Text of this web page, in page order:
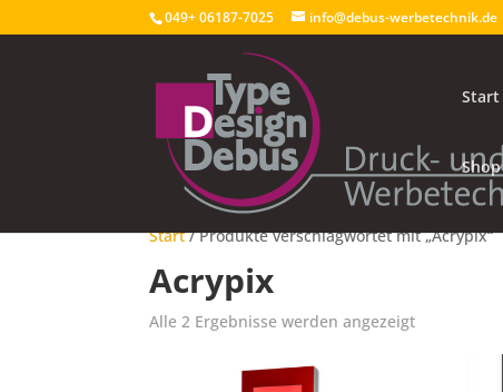
049+ 06187-7025 info@debus-werbetechnik.de
Start
Shop
Start/ Produkte verschlagwortet mit „Acrypix“
Acrypix
Alle 2 Ergebnisse werden angezeigt